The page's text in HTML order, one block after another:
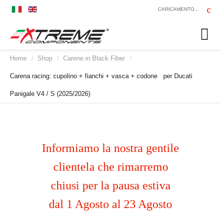
CARICAMENTO...
Home / Shop / Carene in Black Fiber /
Carena racing: cupolino + fianchi + vasca + codone per Ducati
Panigale V4 / S (2025/2026)
Informiamo la nostra gentile
clientela che rimarremo
chiusi per la pausa estiva
dal 1 Agosto al 23 Agosto